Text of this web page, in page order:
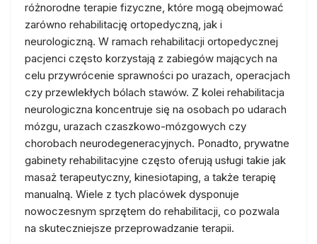
różnorodne terapie fizyczne, które mogą obejmować
zarówno rehabilitację ortopedyczną, jak i
neurologiczną. W ramach rehabilitacji ortopedycznej
pacjenci często korzystają z zabiegów mających na
celu przywrócenie sprawności po urazach, operacjach
czy przewlekłych bólach stawów. Z kolei rehabilitacja
neurologiczna koncentruje się na osobach po udarach
mózgu, urazach czaszkowo-mózgowych czy
chorobach neurodegeneracyjnych. Ponadto, prywatne
gabinety rehabilitacyjne często oferują usługi takie jak
masaż terapeutyczny, kinesiotaping, a także terapię
manualną. Wiele z tych placówek dysponuje
nowoczesnym sprzętem do rehabilitacji, co pozwala
na skuteczniejsze przeprowadzanie terapii.